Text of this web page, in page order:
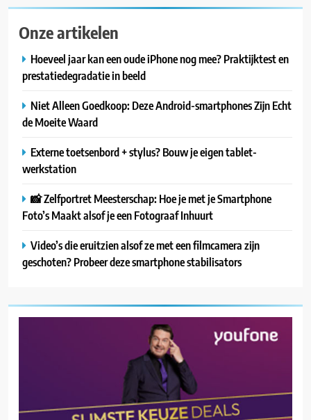
Onze artikelen
Hoeveel jaar kan een oude iPhone nog mee? Praktijktest en
prestatiedegradatie in beeld
Niet Alleen Goedkoop: Deze Android-smartphones Zijn Echt
de Moeite Waard
Externe toetsenbord + stylus? Bouw je eigen tablet-
werkstation
📸 Zelfportret Meesterschap: Hoe je met je Smartphone
Foto’s Maakt alsof je een Fotograaf Inhuurt
Video’s die eruitzien alsof ze met een filmcamera zijn
geschoten? Probeer deze smartphone stabilisators